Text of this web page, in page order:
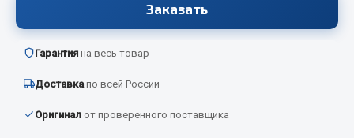
Автотовары
Автозвук
Автокаталоги
Заказать
Гарантия на весь товар
Доставка по всей России
Оригинал от проверенного поставщика